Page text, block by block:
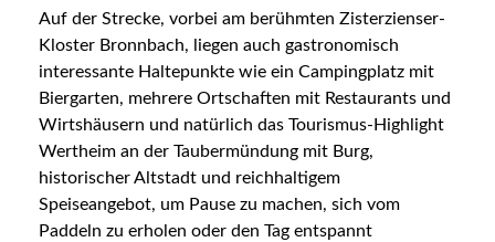
Auf der Strecke, vorbei am berühmten Zisterzienser-
Kloster Bronnbach, liegen auch gastronomisch
interessante Haltepunkte wie ein Campingplatz mit
Biergarten, mehrere Ortschaften mit Restaurants und
Wirtshäusern und natürlich das Tourismus-Highlight
Wertheim an der Taubermündung mit Burg,
historischer Altstadt und reichhaltigem
Speiseangebot, um Pause zu machen, sich vom
Paddeln zu erholen oder den Tag entspannt